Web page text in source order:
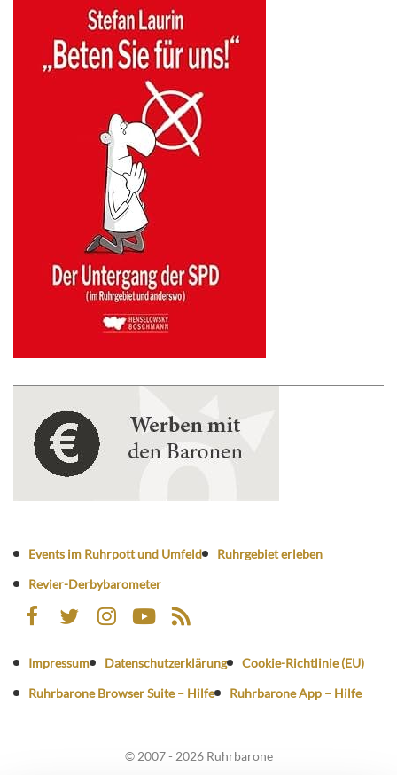
Events im Ruhrpott und Umfeld
Ruhrgebiet erleben
Revier-Derbybarometer
Impressum Datenschutzerklärung
Cookie-Richtlinie (EU)
Ruhrbarone Browser Suite – Hilfe
Ruhrbarone App – Hilfe
© 2007 - 2026 Ruhrbarone